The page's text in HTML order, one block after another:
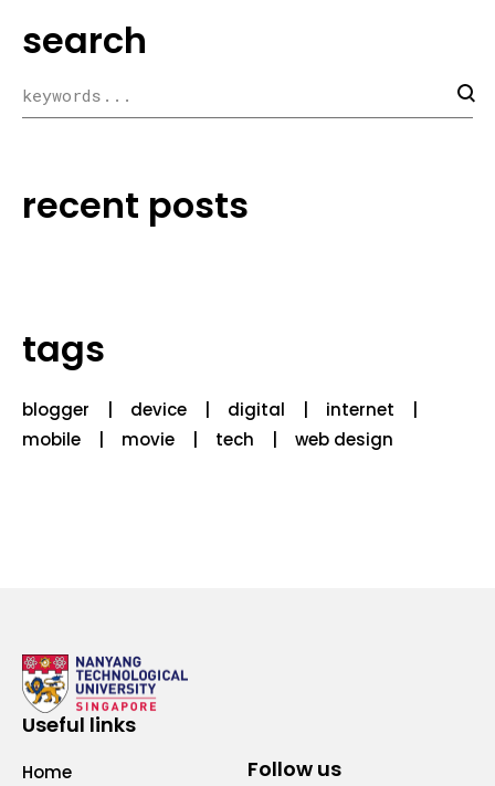
search
recent posts
tags
blogger device digital
internet
mobile
movie tech web design
Useful links
Home Follow us